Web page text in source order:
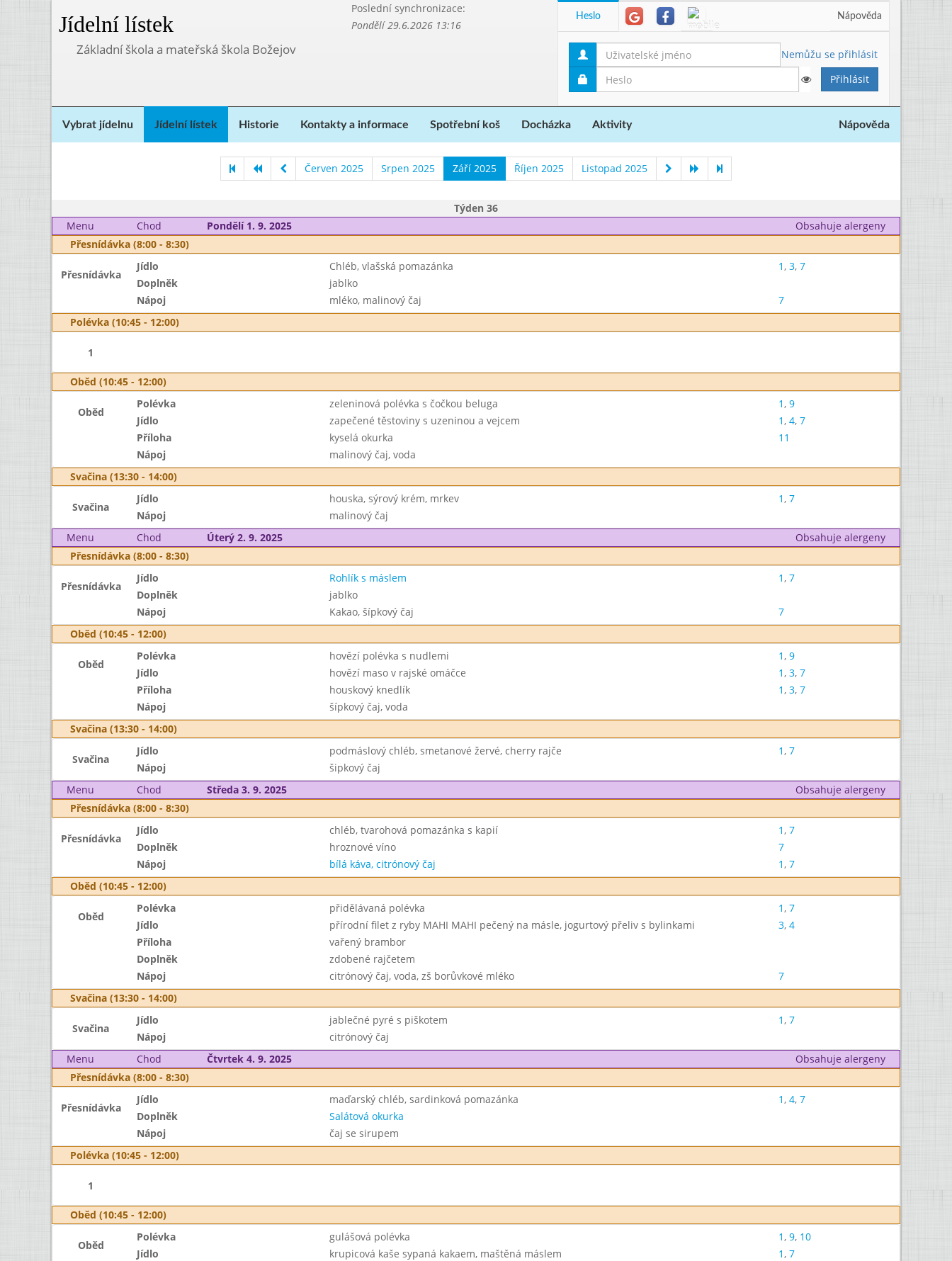
Jídelní lístek
Poslední synchronizace:
Pondělí 29.6.2026 13:16
Základní škola a mateřská škola Božejov
Heslo Nápověda
Nemůžu se přihlásit
Vybrat jídelnu Jídelní lístek Historie Kontakty a informace Spotřební koš Docházka Aktivity Nápověda
Červen 2025 Srpen 2025 Září 2025 Říjen 2025 Listopad 2025
Týden 36
Menu
Chod Pondělí 1. 9. 2025
Obsahuje alergeny
Přesnídávka (8:00 - 8:30)
Přesnídávka
Jídlo Chléb, vlašská pomazánka 1, 3, 7
Doplněk
jablko
Nápoj
mléko, malinový čaj
7
Polévka (10:45 - 12:00)
1
Oběd (10:45 - 12:00)
Oběd
Polévka zeleninová polévka s čočkou beluga 1, 9
Jídlo
zapečené těstoviny s uzeninou a vejcem 1, 4, 7
Příloha
kyselá okurka
11
Nápoj
malinový čaj, voda
Svačina (13:30 - 14:00)
Svačina
Jídlo houska, sýrový krém, mrkev 1, 7
Nápoj
malinový čaj
Menu
Chod Úterý 2. 9. 2025
Obsahuje alergeny
Přesnídávka (8:00 - 8:30)
Přesnídávka
Jídlo Rohlík s máslem 1, 7
Doplněk
jablko
Nápoj
Kakao, šípkový čaj
7
Oběd (10:45 - 12:00)
Oběd
Polévka hovězí polévka s nudlemi 1, 9
Jídlo
hovězí maso v rajské omáčce 1, 3, 7
Příloha
houskový knedlík 1, 3, 7
Nápoj
šípkový čaj, voda
Svačina (13:30 - 14:00)
Svačina
Jídlo podmáslový chléb, smetanové žervé, cherry rajče 1, 7
Nápoj
šipkový čaj
Menu
Chod Středa 3. 9. 2025
Obsahuje alergeny
Přesnídávka (8:00 - 8:30)
Přesnídávka
Jídlo chléb, tvarohová pomazánka s kapií 1, 7
Doplněk
hroznové víno
7
Nápoj
bílá káva, citrónový čaj 1, 7
Oběd (10:45 - 12:00)
Oběd
Polévka přidělávaná polévka 1, 7
Jídlo
přírodní filet z ryby MAHI MAHI pečený na másle, jogurtový přeliv s bylinkami 3, 4
Příloha
vařený brambor
Doplněk
zdobené rajčetem
Nápoj
citrónový čaj, voda, zš borůvkové mléko
7
Svačina (13:30 - 14:00)
Svačina
Jídlo jablečné pyré s piškotem 1, 7
Nápoj
citrónový čaj
Menu
Chod Čtvrtek 4. 9. 2025
Obsahuje alergeny
Přesnídávka (8:00 - 8:30)
Přesnídávka
Jídlo maďarský chléb, sardinková pomazánka 1, 4, 7
Doplněk
Salátová okurka
Nápoj
čaj se sirupem
Polévka (10:45 - 12:00)
1
Oběd (10:45 - 12:00)
Oběd
Polévka gulášová polévka 1, 9, 10
Jídlo
krupicová kaše sypaná kakaem, maštěná máslem 1, 7